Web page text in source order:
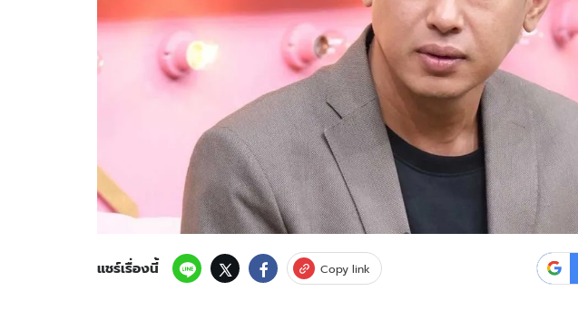
สงวนลิขสิทธิ์ ©2569 บริษัท อิมเมจ ฟิวเจอร์ (ประเทศไทย) จำกัด
แชร์เรื่องนี้ Copy link